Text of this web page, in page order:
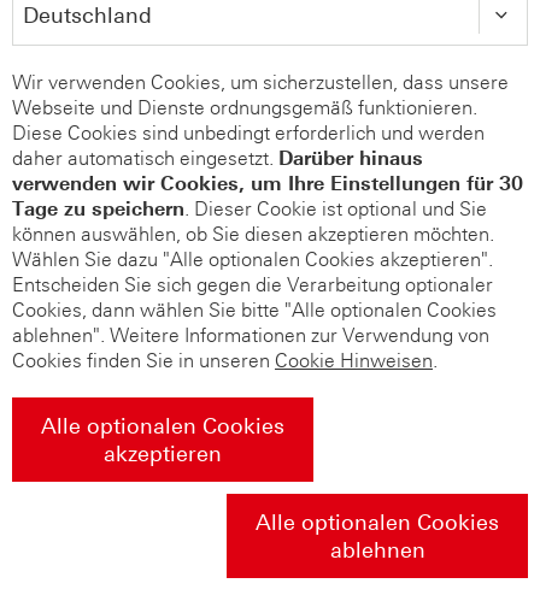
Wir verwenden Cookies, um sicherzustellen, dass unsere
Webseite und Dienste ordnungsgemäß funktionieren.
Diese Cookies sind unbedingt erforderlich und werden
daher automatisch eingesetzt. Darüber hinaus
verwenden wir Cookies, um Ihre Einstellungen für 30
Tage zu speichern. Dieser Cookie ist optional und Sie
können auswählen, ob Sie diesen akzeptieren möchten.
Wählen Sie dazu "Alle optionalen Cookies akzeptieren".
Entscheiden Sie sich gegen die Verarbeitung optionaler
Cookies, dann wählen Sie bitte "Alle optionalen Cookies
ablehnen". Weitere Informationen zur Verwendung von
Cookies finden Sie in unseren Cookie Hinweisen.
Alle optionalen Cookies
akzeptieren
Alle optionalen Cookies
ablehnen